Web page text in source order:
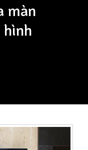
màn
hình